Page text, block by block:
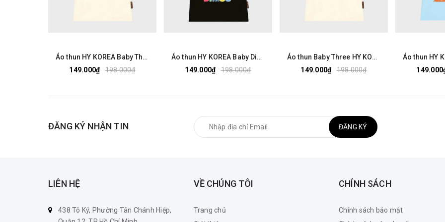
Áo thun HY KOREA Baby Three Gấu Tím 2524 tay lỡ cotton 75 form rộng nam nữ unisex
149.000₫
198.000₫
Áo thun HY KOREA Baby Dimoo 1803 tay lỡ cotton 75 form rộng nam nữ unisex
149.000₫
198.000₫
Áo thun Baby Three HY KOREA Nhiều Bé Ba 2525 tay lỡ cotton 75 form rộng nam nữ unisex
149.000₫
198.000₫
ĐĂNG KÝ NHẬN TIN ĐĂNG KÝ
LIÊN HỆ
438 Tô Ký, Phường Tân Chánh Hiệp,
VỀ CHÚNG TÔI
Trang chủ
CHÍNH SÁCH
Chính sách bảo mật